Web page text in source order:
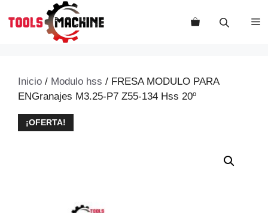
Inicio / Modulo hss / FRESA MODULO PARA
ENGranajes M3.25-P7 Z55-134 Hss 20º
¡OFERTA!